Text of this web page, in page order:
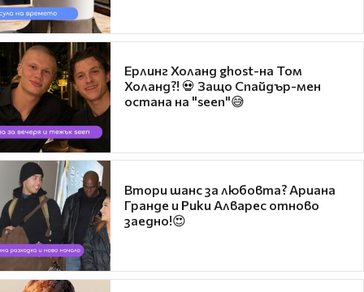
Ерлинг Холанд ghost-на Том
Холанд?! 💀 Защо Спайдър-мен
остана на "seen"😅
Втори шанс за любовта? Ариана
Гранде и Рики Алварес отново
заедно!😍